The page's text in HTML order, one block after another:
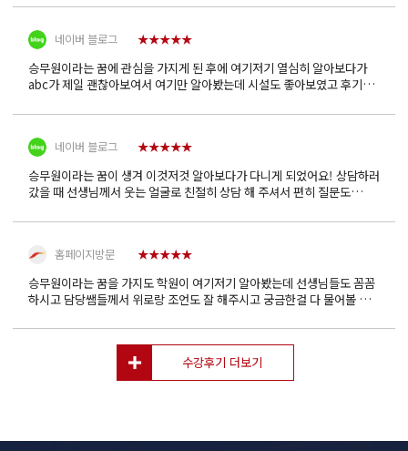
승무원이라는 꿈에 관심을 가지게 된 후에 여기저기 열심히 알아보다가
abc가 제일 괜찮아보여서 여기만 알아봤는데 시설도 좋아보였고 후기도
좋아서 상담 한번 받아보자! 해서 상담하러 갔었어요! 영어학원
수학학원이 아닌 학원 상담간건 처음이라 너무 떨리고 긴장되었는데 막상
가보니 생각보다 학원이 더 좋았고 선생님께서 너무 친절하게 해주셔서
긴장도 풀리고 더 오…
네이버 블로그 ★★★★★
승무원이라는 꿈이 생겨 이것저것 알아보다가 다니게 되었어요! 상담하러
갔을 때 선생님께서 웃는 얼굴로 친절히 상담 해 주셔서 편히 질문도
하면서 상담 할 수 있었어요 커리큘럼도 체계적이고 반복수업까지 잘
챙겨줍니다! 학원 분위기도 완전 좋아요 정규수업은 물론이고
월말평가도 하고 방학때는 대학 교수님들이 오셔서 모의면접 보고
피드백도 주십니다 주…
홈페이지방문 ★★★★★
승무원이라는 꿈을 가지도 학원이 여기저기 알아봤는데 선생님들도 꼼꼼
있어서 좋은거 같아요 후회는 없어요 앞으로 화이팅!
지인추천 ★★★★★
메이저 항공과를 진학한 아는 언니의 추천으로 이 학원을 알게 되었어요
여러 곳 상담 받아 봤는데 abc가 가장 분위기도 좋고 커리큘럼도 좋아서
등록했어요 열심히 다니고 있는 결과 담당 선생님은 물론 다른
선생님들도 너무 친절하시고 저의 입시에 대해서 많이 고민해 주시곤
제 오랜 꿈인 만큼 많은 승무원 학원을 혼자 발품팔아서 돌아다녔어요,,!
수강후기 더보기